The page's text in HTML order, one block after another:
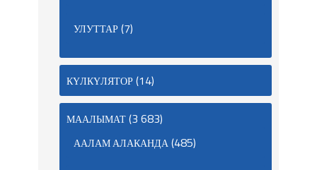
УЛУТТАР(7)
КҮЛКҮЛЯТОР(14)
МААЛЫМАТ(3 683)
ААЛАМ АЛАКАНДА(485)